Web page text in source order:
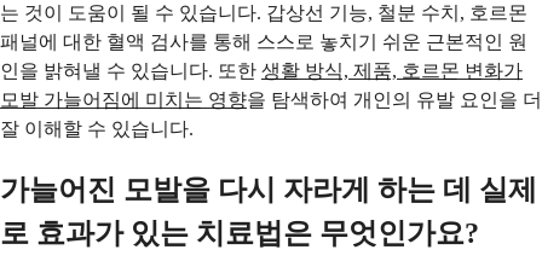
는 것이 도움이 될 수 있습니다. 갑상선 기능, 철분 수치, 호르몬
패널에 대한 혈액 검사를 통해 스스로 놓치기 쉬운 근본적인 원
인을 밝혀낼 수 있습니다. 또한 생활 방식, 제품, 호르몬 변화가
모발 가늘어짐에 미치는 영향을 탐색하여 개인의 유발 요인을 더
잘 이해할 수 있습니다.
가늘어진 모발을 다시 자라게 하는 데 실제
로 효과가 있는 치료법은 무엇인가요?